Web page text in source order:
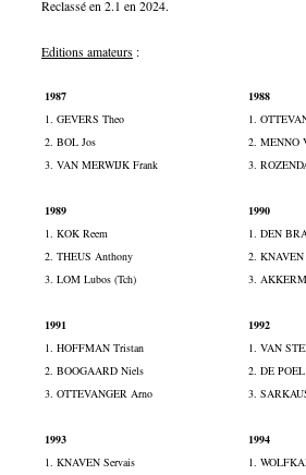
Reclassé en 2.1 en 2024.
Editions amateurs :
1987
1. GEVERS Theo
2. BOL Jos
3. VAN MERWIJK Frank
1989
1. KOK Reem
2. THEUS Anthony
3. LOM Lubos (Tch)
1991
1. HOFFMAN Tristan
2. BOOGAARD Niels
3. OTTEVANGER Arno
1993
1. KNAVEN Servais
1988
1.
2. MENNO
3.
1990
1. DEN
2. KNAVEN
3.
1992
1. VAN
2. DE
3.
1994
1.